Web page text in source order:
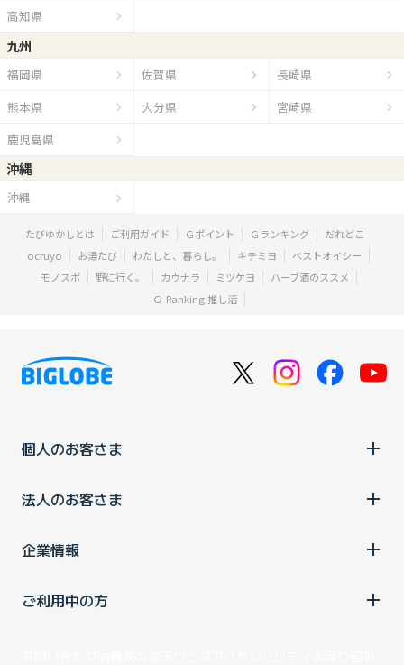
高知県
九州
福岡県 佐賀県
長崎県
熊本県
大分県
宮崎県
鹿児島県
沖縄
沖縄
たびゆかしとは ご利用ガイド Ｇポイント Ｇランキング
だれどこ
ocruyo
お湯たび わたしと、暮らし。 キテミヨ
ベストオイシー
モノスポ
野に行く。 カウナラ ミツケヨ
ハーブ酒のススメ
Ｇ-Ranking 推し活
個人のお客さま
法人のお客さま
企業情報
ご利用中の方